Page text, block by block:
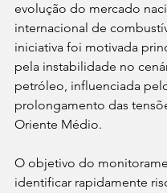
evolução do mercado
internacional de
iniciativa foi motivada
pela instabilidade no
petróleo, influenciada
prolongamento das
Oriente Médio.
O objetivo do
identificar rapidamente